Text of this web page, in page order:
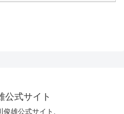
公式サイト
雄公式サイト.